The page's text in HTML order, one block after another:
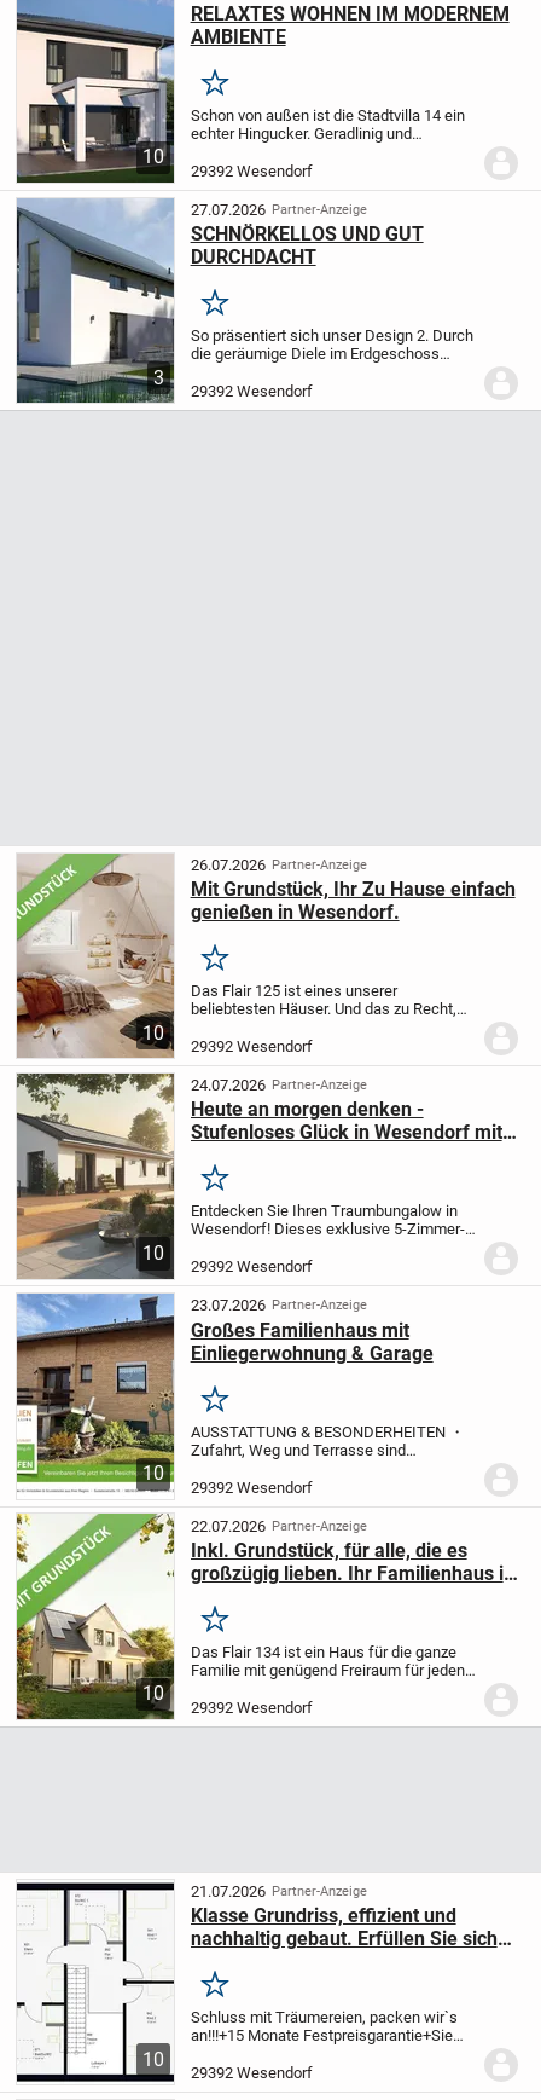
10
RELAXTES WOHNEN IM MODERNEM
AMBIENTE
Merken
Schon von außen ist die Stadtvilla 14 ein
echter Hingucker. Geradlinig und
Quadratmeter große Innenbereich: Direkt
an das geräumige Wohn-Esszimmer mit
Küche...
29392 Wesendorf
3
27.07.2026 Partner-Anzeige
SCHNÖRKELLOS UND GUT
DURCHDACHT
Merken
So präsentiert sich unser Design 2. Durch
die geräumige Diele im Erdgeschoss
Wohn-Ess-Bereich mit Zugang zu einer
überdachten Terrasse. Ein Gäste-WC
29392 Wesendorf
10
26.07.2026 Partner-Anzeige
Mit Grundstück, Ihr Zu Hause einfach
genießen in Wesendorf.
Merken
Das Flair 125 ist eines unserer
beliebtesten Häuser. Und das zu Recht,
Ausstrahlung. Eine Ausstrahlung, die sich
schon beim ersten Blick zeigt: das
weitläufige...
29392 Wesendorf
10
24.07.2026 Partner-Anzeige
Heute an morgen denken -
Stufenloses Glück in Wesendorf mit
Merken
Entdecken Sie Ihren Traumbungalow in
Wesendorf! Dieses exklusive 5-Zimmer-
m² Wohnfläche ein großzügiges Zuhause.
Das Anwesen liegt auf einem
beeindruckenden 516...
29392 Wesendorf
10
23.07.2026 Partner-Anzeige
Großes Familienhaus mit
Einliegerwohnung & Garage
Merken
AUSSTATTUNG & BESONDERHEITEN ・
Zufahrt, Weg und Terrasse sind
Hauseingangstreppe ・Windfang, gefliest
・Hauseingangstür mit Seitenteil ・
Außenwände: Klinker hell/gelb...
29392 Wesendorf
10
22.07.2026 Partner-Anzeige
Inkl. Grundstück, für alle, die es
großzügig lieben. Ihr Familienhaus in
Merken
Das Flair 134 ist ein Haus für die ganze
Familie mit genügend Freiraum für jeden.
ins großzügig angelegte,
sonnendurchflutete Wohnzimmer mit
29392 Wesendorf
10
21.07.2026 Partner-Anzeige
Klasse Grundriss, effizient und
nachhaltig gebaut. Erfüllen Sie sich
Merken
Schluss mit Träumereien, packen wir`s
an!!!+15 Monate Festpreisgarantie+Sie
+Finanzierung ohne Eigenkapital,
Förderung macht es möglich!?+Durch
29392 Wesendorf